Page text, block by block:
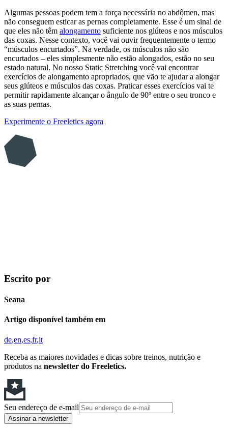
Algumas pessoas podem tem a força necessária no abdômen, mas
não conseguem esticar as pernas completamente. Esse é um sinal de
que eles não têm alongamento suficiente nos glúteos e nos músculos
das coxas. Nesse contexto, você vai ouvir frequentemente o termo
“músculos encurtados”. Na verdade, os músculos não são
encurtados – eles simplesmente não estão alongados, estão no seu
estado natural. No nosso Static Stretching você vai encontrar
exercícios de alongamento apropriados, que vão te ajudar a alongar
seus glúteos e músculos das coxas. Praticar esses exercícios vai te
permitir rapidamente alcançar o ângulo de 90º entre o seu tronco e
as suas pernas.
Experimente o Freeletics agora
Escrito por
Seana
Artigo disponível também em
de en es fr it
Receba as maiores novidades e dicas sobre treinos, nutrição e
produtos na newsletter do Freeletics.
Seu endereço de e-mail
Assinar a newsletter